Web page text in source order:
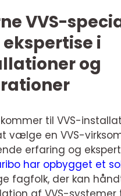
VVS-
i
og
til VVS-
vælge en VVS-
erfaring og
har opbygget et
fagfolk, der kan